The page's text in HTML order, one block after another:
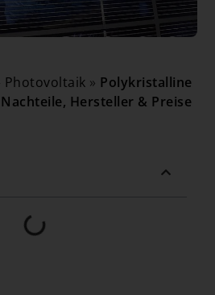
Photovoltaik » Polykristalline
Hersteller & Preise